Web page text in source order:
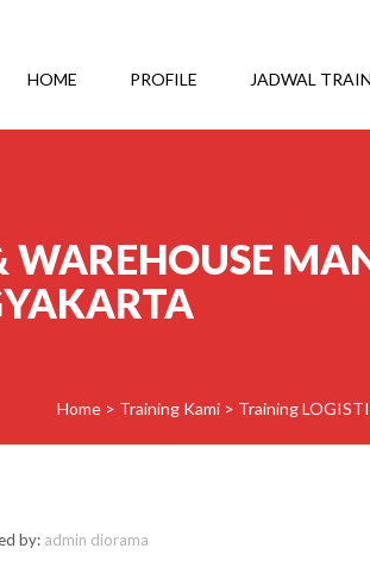
HOME PROFILE JADWAL
Home > Training Kami > Training
by: admin diorama